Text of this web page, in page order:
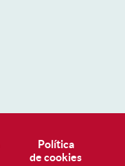
Política
de cookies